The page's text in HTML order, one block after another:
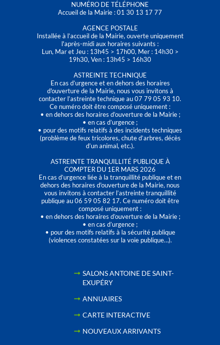
NUMÉRO DE TÉLÉPHONE
Accueil de la Mairie : 01 30 13 17 77
AGENCE POSTALE
Installée à l’accueil de la Mairie, ouverte uniquement
l'après-midi aux horaires suivants :
Lun, Mar et Jeu : 13h45 > 17h00, Mer : 14h30 >
19h30, Ven : 13h45 > 16h30
ASTREINTE TECHNIQUE
En cas d’urgence et en dehors des horaires
d'ouverture de la Mairie, nous vous invitons à
contacter l’astreinte technique au 07 79 05 93 10.
Ce numéro doit être composé uniquement :
• en dehors des horaires d’ouverture de la Mairie ;
• en cas d’urgence ;
• pour des motifs relatifs à des incidents techniques
(problème de feux tricolores, chute d’arbres, décès
d’un animal, etc.).
ASTREINTE TRANQUILLITÉ PUBLIQUE À
COMPTER DU 1ER MARS 2026
En cas d’urgence liée à la tranquillité publique et en
dehors des horaires d'ouverture de la Mairie, nous
vous invitons à contacter l’astreinte tranquillité
publique au 06 59 05 82 17. Ce numéro doit être
composé uniquement :
• en dehors des horaires d’ouverture de la Mairie ;
• en cas d’urgence ;
• pour des motifs relatifs à la sécurité publique
(violences constatées sur la voie publique…).
SALONS ANTOINE DE SAINT-
EXUPÉRY
ANNUAIRES
CARTE INTERACTIVE
NOUVEAUX ARRIVANTS